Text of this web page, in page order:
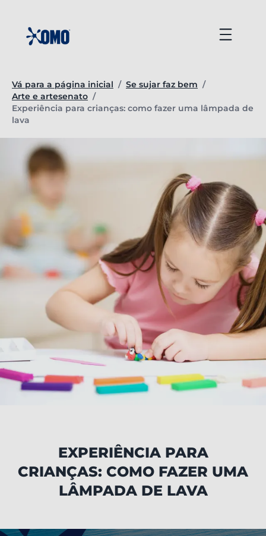
conteúdo
Vá para a página inicial / Se sujar faz bem /
Arte e artesenato /
Página atual:
Experiência para crianças: como fazer uma lâmpada de
lava
EXPERIÊNCIA PARA
CRIANÇAS: COMO FAZER UMA
LÂMPADA DE LAVA